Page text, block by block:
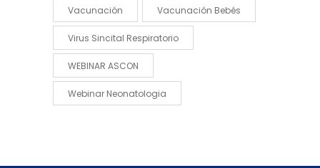
Vacunación Vacunación Bebés
Virus Sincital Respiratorio
WEBINAR ASCON
Webinar Neonatologia